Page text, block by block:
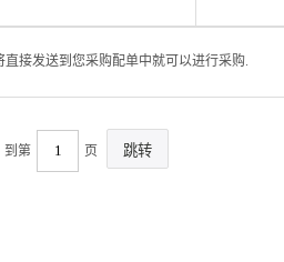
接发送到您采购配单中就可以进行采购.
到第 页